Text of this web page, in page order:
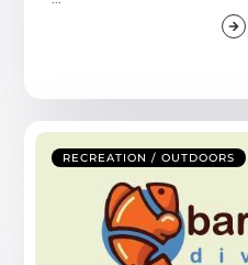
RECREATION / OUTDOORS